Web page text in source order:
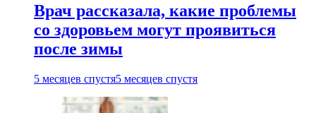
Врач рассказала, какие проблемы
со здоровьем могут проявиться
после зимы
5 месяцев спустя5 месяцев спустя